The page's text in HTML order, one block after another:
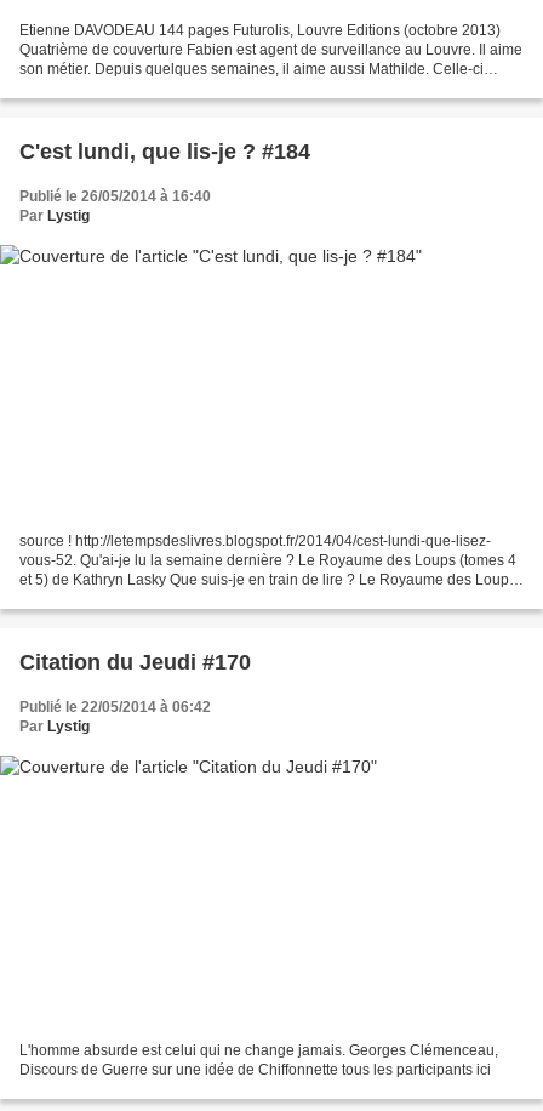
Etienne DAVODEAU 144 pages Futurolis, Louvre Editions (octobre 2013)
Quatrième de couverture Fabien est agent de surveillance au Louvre. Il aime
son métier. Depuis quelques semaines, il aime aussi Mathilde. Celle-ci
C'est lundi, que lis-je ? #184
Publié le 26/05/2014 à 16:40
Par Lystig
source ! http://letempsdeslivres.blogspot.fr/2014/04/cest-lundi-que-lisez-
vous-52. Qu'ai-je lu la semaine dernière ? Le Royaume des Loups (tomes 4
et 5) de Kathryn Lasky Que suis-je en train de lire ? Le Royaume des Loups
Citation du Jeudi #170
Publié le 22/05/2014 à 06:42
Par Lystig
L'homme absurde est celui qui ne change jamais. Georges Clémenceau,
Discours de Guerre sur une idée de Chiffonnette tous les participants ici